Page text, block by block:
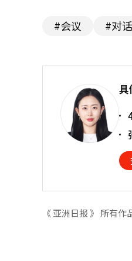
#会议 #对话
具
《 亚洲日报 》 所有